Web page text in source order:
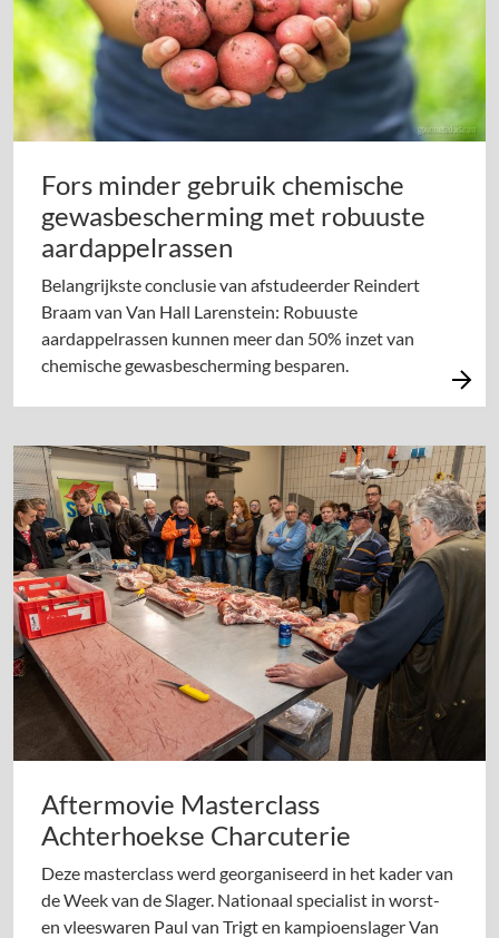
Fors minder gebruik chemische
gewasbescherming met robuuste
aardappelrassen
Belangrijkste conclusie van afstudeerder Reindert
Braam van Van Hall Larenstein: Robuuste
aardappelrassen kunnen meer dan 50% inzet van
chemische gewasbescherming besparen.
Aftermovie Masterclass
Achterhoekse Charcuterie
Deze masterclass werd georganiseerd in het kader van
de Week van de Slager. Nationaal specialist in worst-
en vleeswaren Paul van Trigt en kampioenslager Van